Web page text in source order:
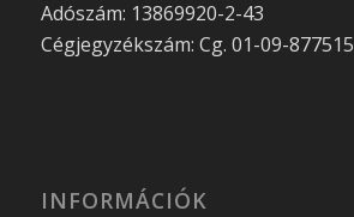
Adószám: 13869920-2-43
Cégjegyzékszám: Cg. 01-09-877515
INFORMÁCIÓK